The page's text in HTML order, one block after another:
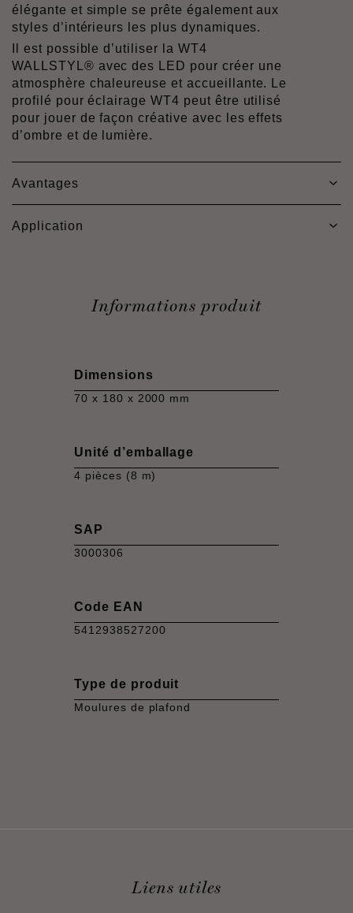
élégante et simple se prête également aux
styles d’intérieurs les plus dynamiques.
Il est possible d’utiliser la WT4
WALLSTYL® avec des LED pour créer une
atmosphère chaleureuse et accueillante. Le
profilé pour éclairage WT4 peut être utilisé
pour jouer de façon créative avec les effets
d’ombre et de lumière.
Avantages
Application
Informations produit
Dimensions
70 x 180 x 2000 mm
Unité d’emballage
4 pièces (8 m)
SAP
3000306
Code EAN
5412938527200
Type de produit
Moulures de plafond
Liens utiles